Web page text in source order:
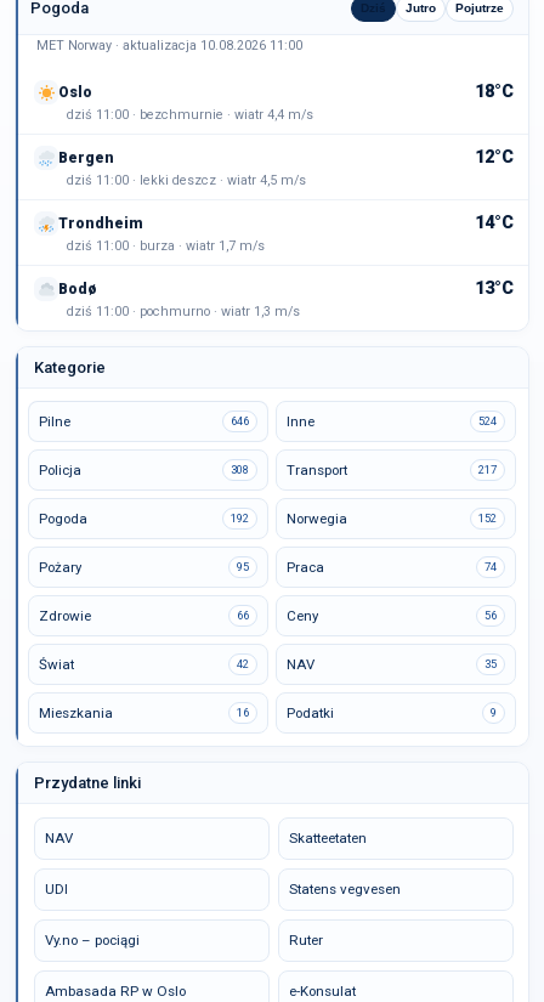
Pogoda Dziś Jutro Pojutrze
MET Norway · aktualizacja 10.08.2026 11:00
Oslo 18°C
dziś 11:00 · bezchmurnie · wiatr 4,4 m/s
Bergen 12°C
dziś 11:00 · lekki deszcz · wiatr 4,5 m/s
Trondheim 14°C
dziś 11:00 · burza · wiatr 1,7 m/s
Bodø 13°C
dziś 11:00 · pochmurno · wiatr 1,3 m/s
Kategorie
Pilne 646 Inne 524
Policja 308 Transport 217
Pogoda 192 Norwegia 152
Pożary 95 Praca 74
Zdrowie 66 Ceny 56
Świat 42 NAV 35
Mieszkania 16 Podatki 9
Przydatne linki
NAV Skatteetaten
UDI Statens vegvesen
Vy.no – pociągi Ruter
Ambasada RP w Oslo e-Konsulat